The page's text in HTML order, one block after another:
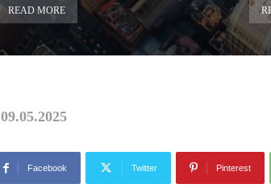
READ MORE
09.05.2025
Facebook Twitter Pinterest